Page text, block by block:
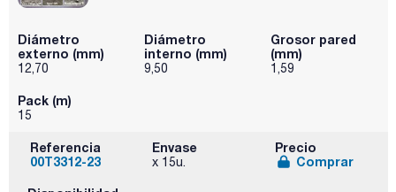
Diámetro
externo (mm)
12,70
Diámetro
interno (mm)
9,50
Grosor pared
(mm)
1,59
Pack (m)
15
Referencia
00T3312-23
Envase
x 15u.
Precio
Comprar